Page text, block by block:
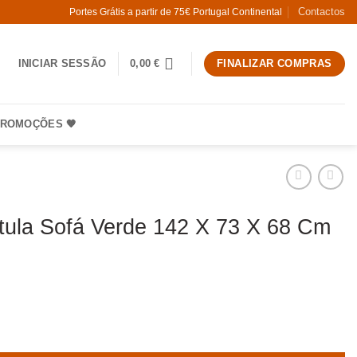
Portes Grátis a partir de 75€ Portugal Continental Contactos
INICIAR SESSÃO 0,00€ FINALIZAR COMPRAS
🧡
Sofá Verde 142 X 73 X 68 Cm
Sala Bétula Sofá Verde 142 X 73 X 68 Cm